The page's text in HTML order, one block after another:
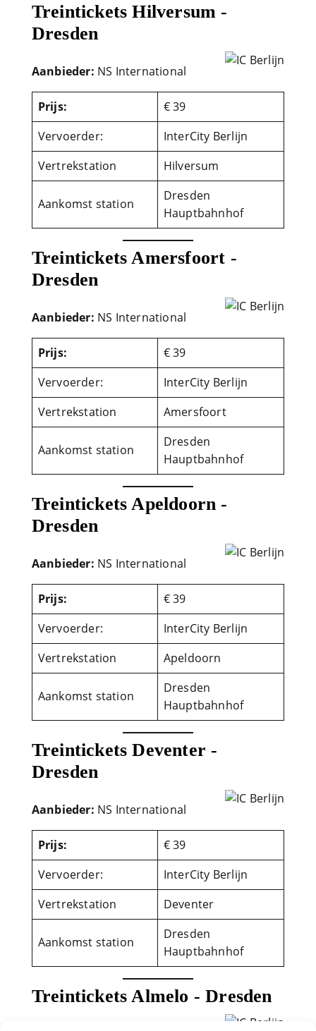
Treintickets Hilversum -
Dresden
Aanbieder: NS International
Prijs:
€ 39
Vervoerder:
InterCity Berlijn
Vertrekstation
Hilversum
Aankomst station
Dresden
Hauptbahnhof
Treintickets Amersfoort -
Dresden
Aanbieder: NS International
Prijs:
€ 39
Vervoerder:
InterCity Berlijn
Vertrekstation
Amersfoort
Aankomst station
Dresden
Hauptbahnhof
Treintickets Apeldoorn -
Dresden
Aanbieder: NS International
Prijs:
€ 39
Vervoerder:
InterCity Berlijn
Vertrekstation
Apeldoorn
Aankomst station
Dresden
Hauptbahnhof
Treintickets Deventer -
Dresden
Aanbieder: NS International
Prijs:
€ 39
Vervoerder:
InterCity Berlijn
Vertrekstation
Deventer
Aankomst station
Dresden
Hauptbahnhof
Treintickets Almelo - Dresden